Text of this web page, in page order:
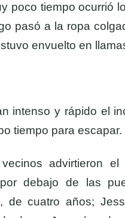
poco tiempo ocurrió
pasó a la ropa
envuelto en
intenso y rápido el
tiempo para escapar.
advirtieron el
debajo de las
de cuatro años;